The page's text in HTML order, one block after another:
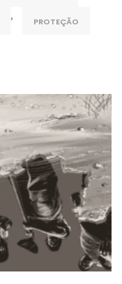
, PROTEÇÃO